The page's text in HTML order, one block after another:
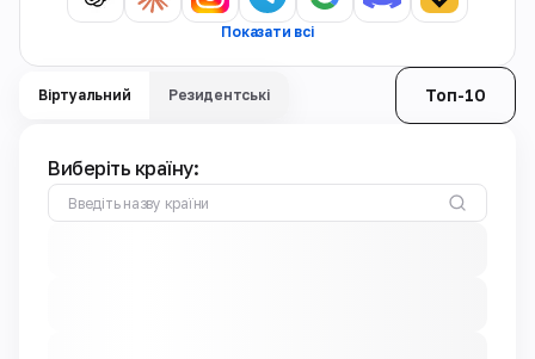
Показати всі
Віртуальний Резидентські Топ-10
Виберіть країну: